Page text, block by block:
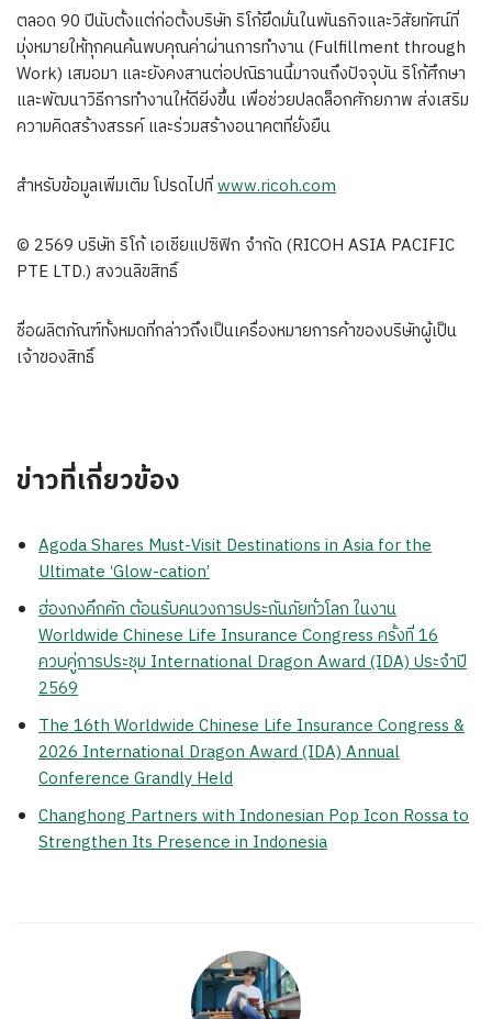
ตลอด 90 ปีนับตั้งแต่ก่อตั้งบริษัท ริโก้ยึดมั่นในพันธกิจและวิสัยทัศน์ที่
มุ่งหมายให้ทุกคนค้นพบคุณค่าผ่านการทำงาน (Fulfillment through
Work) เสมอมา และยังคงสานต่อปณิธานนี้มาจนถึงปัจจุบัน ริโก้ศึกษา
และพัฒนาวิธีการทำงานให้ดียิ่งขึ้น เพื่อช่วยปลดล็อกศักยภาพ ส่งเสริม
ความคิดสร้างสรรค์ และร่วมสร้างอนาคตที่ยั่งยืน
สำหรับข้อมูลเพิ่มเติม โปรดไปที่www.ricoh.com
© 2569 บริษัท ริโก้ เอเชียแปซิฟิก จำกัด (RICOH ASIA PACIFIC
PTE LTD.) สงวนลิขสิทธิ์
ชื่อผลิตภัณฑ์ทั้งหมดที่กล่าวถึงเป็นเครื่องหมายการค้าของบริษัทผู้เป็น
เจ้าของสิทธิ์
ข่าวที่เกี่ยวข้อง
Agoda Shares Must-Visit Destinations in Asia for the
Ultimate ‘Glow-cation’
ฮ่องกงคึกคัก ต้อนรับคนวงการประกันภัยทั่วโลก ในงาน
Worldwide Chinese Life Insurance Congress ครั้งที่ 16
ควบคู่การประชุม International Dragon Award (IDA) ประจำปี
2569
The 16th Worldwide Chinese Life Insurance Congress &
2026 International Dragon Award (IDA) Annual
Conference Grandly Held
Changhong Partners with Indonesian Pop Icon Rossa to
Strengthen Its Presence in Indonesia